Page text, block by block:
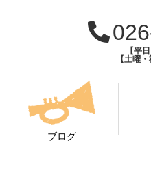
【平
【土曜
ブログ